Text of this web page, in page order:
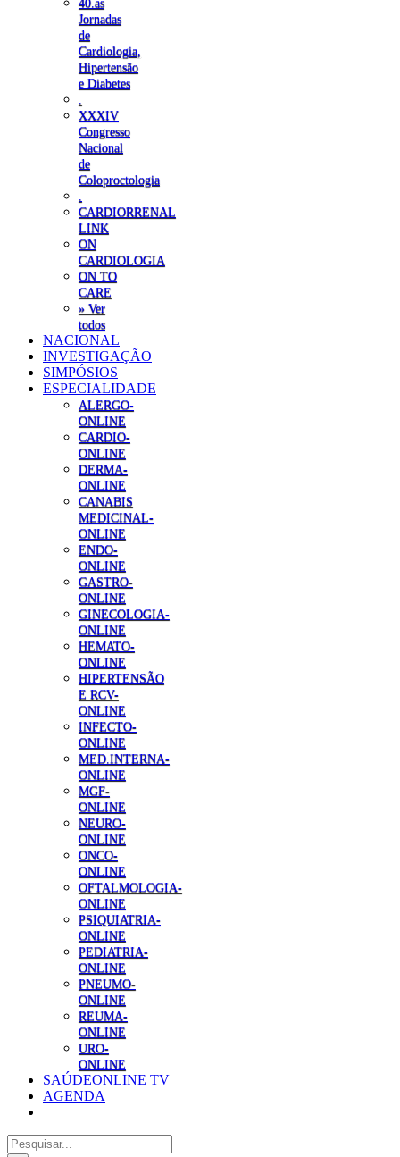
Jornadas
de
Cardiologia,
Hipertensão
e Diabetes
XXXIV
Congresso
Nacional
de
Coloproctologia
CARDIORRENAL
LINK
ON
CARDIOLOGIA
ON TO
CARE
» Ver
todos
NACIONAL
INVESTIGAÇÃO
SIMPÓSIOS
ESPECIALIDADE
ALERGO-
ONLINE
CARDIO-
ONLINE
DERMA-
ONLINE
CANABIS
MEDICINAL-
ONLINE
ENDO-
ONLINE
GASTRO-
ONLINE
GINECOLOGIA-
ONLINE
HEMATO-
ONLINE
HIPERTENSÃO
E RCV-
ONLINE
INFECTO-
ONLINE
MED.INTERNA-
ONLINE
MGF-
ONLINE
NEURO-
ONLINE
ONCO-
ONLINE
OFTALMOLOGIA-
ONLINE
PSIQUIATRIA-
ONLINE
PEDIATRIA-
ONLINE
PNEUMO-
ONLINE
REUMA-
ONLINE
URO-
ONLINE
SAÚDEONLINE TV
AGENDA
Pesquisar